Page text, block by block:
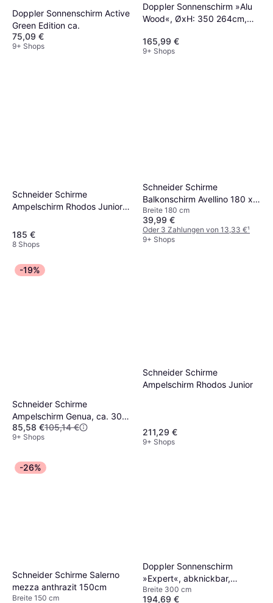
Doppler Sonnenschirm Active
Green Edition ca.
75,09 €
9+ Shops
Doppler Sonnenschirm »Alu
Wood«, ØxH: 350 264cm,
165,99 €
9+ Shops
Schneider Schirme
Ampelschirm Rhodos Junior
185 €
8 Shops
Schneider Schirme
Balkonschirm Avellino 180 x
130 cm Anthrazit 180cm
Breite 180 cm
39,99 €
Oder 3 Zahlungen von 13,33 €¹
9+ Shops
-19%
Schneider Schirme
Ampelschirm Genua, ca. 300
Ø, anthrazit
85,58 €105,14 €
9+ Shops
Schneider Schirme
Ampelschirm Rhodos Junior
211,29 €
9+ Shops
-26%
Schneider Schirme Salerno
mezza anthrazit 150cm
Breite 150 cm
Doppler Sonnenschirm
»Expert«, abknickbar,
Sonnenschutzfaktor: 80+
Breite 300 cm
194,69 €